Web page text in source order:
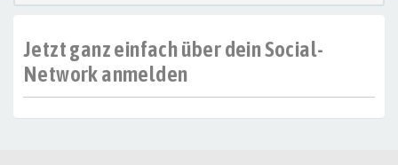
Jetzt ganz einfach über dein Social-
Network anmelden